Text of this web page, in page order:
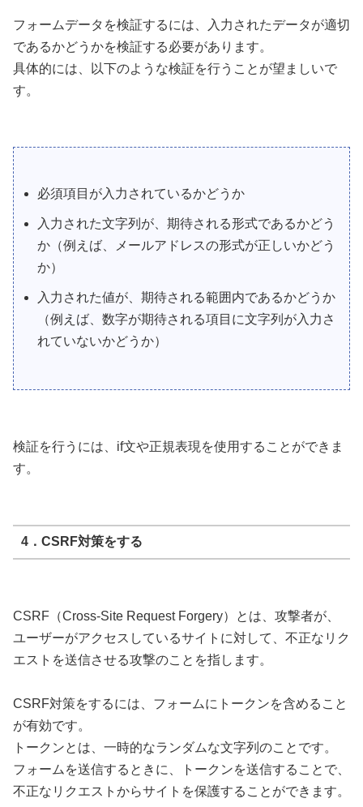
フォームデータを検証するには、入力されたデータが適切
であるかどうかを検証する必要があります。
具体的には、以下のような検証を行うことが望ましいで
す。
必須項目が入力されているかどうか
入力された文字列が、期待される形式であるかどう
か（例えば、メールアドレスの形式が正しいかどう
か）
入力された値が、期待される範囲内であるかどうか
（例えば、数字が期待される項目に文字列が入力さ
れていないかどうか）
検証を行うには、if文や正規表現を使用することができま
す。
4．CSRF対策をする
CSRF（Cross-Site Request Forgery）とは、攻撃者が、
ユーザーがアクセスしているサイトに対して、不正なリク
エストを送信させる攻撃のことを指します。
CSRF対策をするには、フォームにトークンを含めること
が有効です。
トークンとは、一時的なランダムな文字列のことです。
フォームを送信するときに、トークンを送信することで、
不正なリクエストからサイトを保護することができます。